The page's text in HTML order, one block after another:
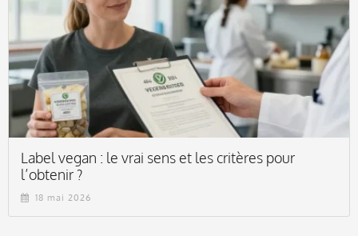
Label vegan : le vrai sens et les critères pour
l’obtenir ?
18 mai 2026